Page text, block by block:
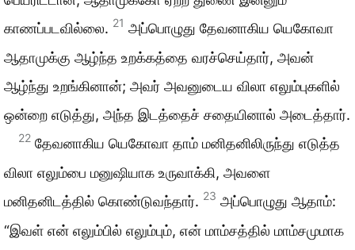
காணப்படவில்லை. 21 அப்பொழுது தேவனாகிய யெகோவா
ஆதாமுக்கு ஆழ்ந்த உறக்கத்தை வரச்செய்தார், அவன்
ஆழ்ந்து உறங்கினான்; அவர் அவனுடைய விலா எலும்புகளில்
ஒன்றை எடுத்து, அந்த இடத்தைச் சதையினால் அடைத்தார்.
22 தேவனாகிய யெகோவா தாம் மனிதனிலிருந்து எடுத்த
விலா எலும்பை மனுஷியாக உருவாக்கி, அவளை
மனிதனிடத்தில் கொண்டுவந்தார். 23 அப்பொழுது ஆதாம்:
“இவள் என் எலும்பில் எலும்பும், என் மாம்சத்தில் மாம்சமுமாக